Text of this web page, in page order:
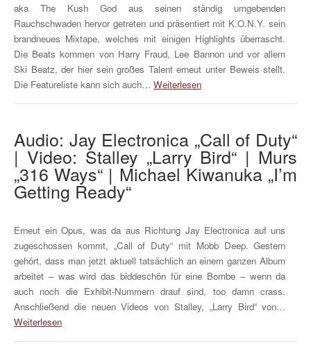
aka The Kush God aus seinen ständig umgebenden
Rauchschwaden hervor getreten und präsentiert mit K.O.N.Y. sein
brandneues Mixtape, welches mit einigen Highlights überrascht.
Die Beats kommen von Harry Fraud, Lee Bannon und vor allem
Ski Beatz, der hier sein großes Talent erneut unter Beweis stellt.
Die Featureliste kann sich auch… Weiterlesen
Audio: Jay Electronica „Call of Duty“
| Video: Stalley „Larry Bird“ | Murs
„316 Ways“ | Michael Kiwanuka „I’m
Getting Ready“
Erneut ein Opus, was da aus Richtung Jay Electronica auf uns
zugeschossen kommt, „Call of Duty“ mit Mobb Deep. Gestern
gehört, dass man jetzt aktuell tatsächlich an einem ganzen Album
arbeitet – was wird das biddeschön für eine Bombe – wenn da
auch noch die Exhibit-Nummern drauf sind, too damn crass.
Anschließend die neuen Videos von Stalley, „Larry Bird“ von…
Weiterlesen